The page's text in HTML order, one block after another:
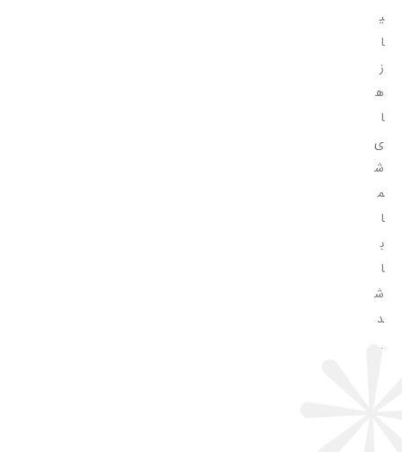
ی
ا
ز
ه
ا
ی
ش
م
ا
ب
ا
ش
د
.